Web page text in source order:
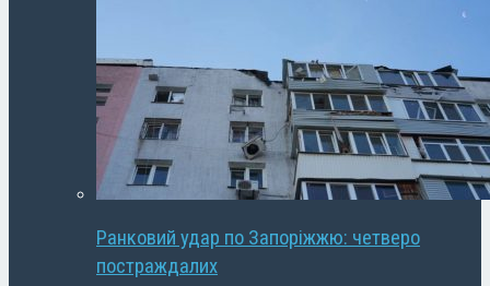
Ранковий удар по Запоріжжю: четверо
постраждалих